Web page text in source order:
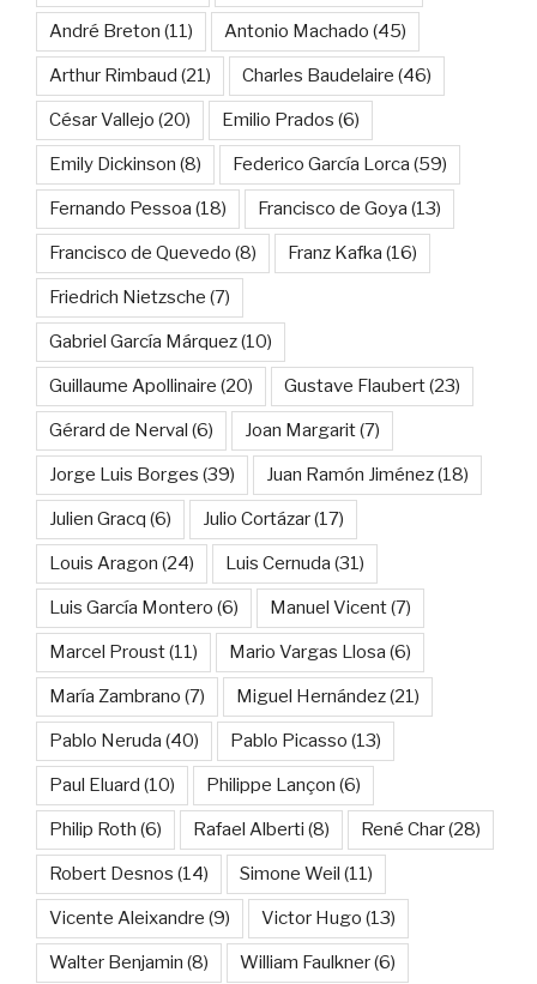
André Breton (11) Antonio Machado (45)
Arthur Rimbaud (21) Charles Baudelaire (46)
César Vallejo (20) Emilio Prados (6)
Emily Dickinson (8) Federico García Lorca (59)
Fernando Pessoa (18) Francisco de Goya (13)
Francisco de Quevedo (8) Franz Kafka (16)
Friedrich Nietzsche (7)
Gabriel García Márquez(10)
Guillaume Apollinaire (20) Gustave Flaubert(23)
Gérard de Nerval (6) Joan Margarit(7)
Jorge Luis Borges (39) Juan Ramón Jiménez(18)
Julien Gracq (6) Julio Cortázar(17)
Louis Aragon (24) Luis Cernuda (31)
Luis García Montero (6) Manuel Vicent(7)
Marcel Proust(11) Mario Vargas Llosa (6)
María Zambrano (7) Miguel Hernández(21)
Pablo Neruda (40) Pablo Picasso (13)
Paul Eluard (10) Philippe Lançon (6)
Philip Roth (6) Rafael Alberti (8) René Char(28)
Robert Desnos (14) Simone Weil (11)
Vicente Aleixandre (9) Victor Hugo (13)
Walter Benjamin (8) William Faulkner(6)